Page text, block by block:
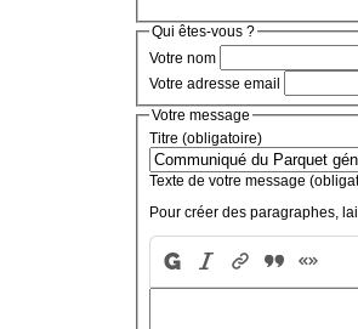
Qui êtes-vous ?
Votre nom
Votre adresse email
Votre message
Titre (obligatoire)
Texte de votre message
Pour créer des paragraphes,